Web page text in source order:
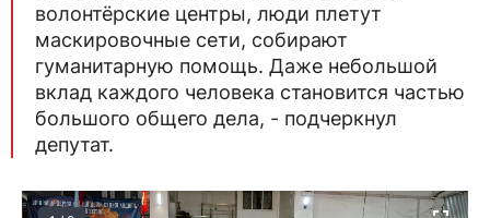
волонтёрские центры, люди плетут
маскировочные сети, собирают
гуманитарную помощь. Даже небольшой
вклад каждого человека становится частью
большого общего дела, - подчеркнул
депутат.